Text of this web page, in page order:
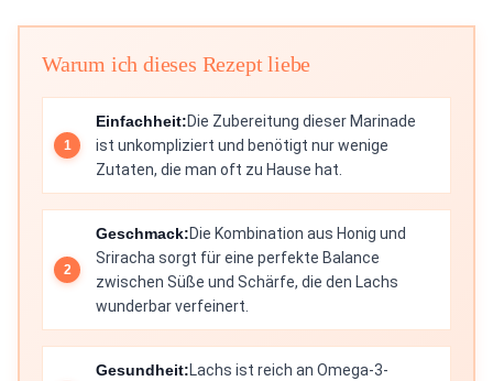
Warum ich dieses Rezept liebe
Einfachheit:Die Zubereitung dieser Marinade
ist unkompliziert und benötigt nur wenige
Zutaten, die man oft zu Hause hat.
Geschmack:Die Kombination aus Honig und
Sriracha sorgt für eine perfekte Balance
zwischen Süße und Schärfe, die den Lachs
wunderbar verfeinert.
Gesundheit:Lachs ist reich an Omega-3-